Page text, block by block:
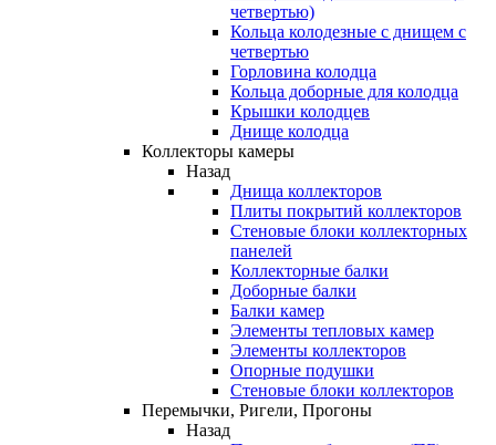
четвертью)
Кольца колодезные с днищем с
четвертью
Горловина колодца
Кольца доборные для колодца
Крышки колодцев
Днище колодца
Коллекторы камеры
Назад
Днища коллекторов
Плиты покрытий коллекторов
Стеновые блоки коллекторных
панелей
Коллекторные балки
Доборные балки
Балки камер
Элементы тепловых камер
Элементы коллекторов
Опорные подушки
Стеновые блоки коллекторов
Перемычки, Ригели, Прогоны
Назад